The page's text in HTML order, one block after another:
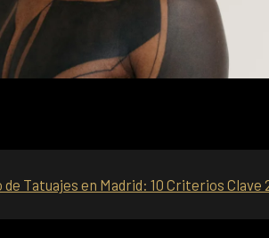
Tatuajes en Madrid: 10 Criterios Clave